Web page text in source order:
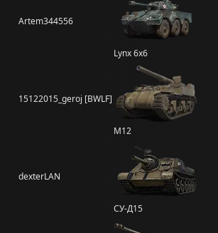
Artem344556
Lynx 6x6
15122015_geroj [BWLF]
M12
dexterLAN
СУ-Д15